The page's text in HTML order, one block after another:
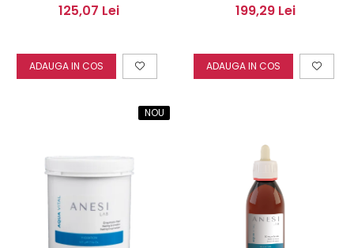
125,07 Lei
ADAUGA IN COS
199,29 Lei
ADAUGA IN COS
NOU